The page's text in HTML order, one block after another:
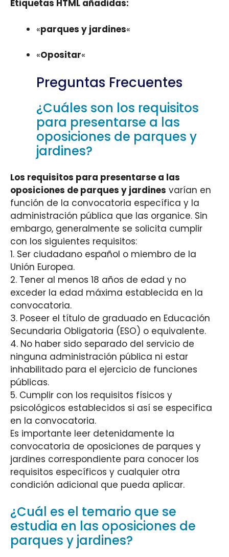
Etiquetas HTML añadidas:
«parques y jardines«
«Opositar«
Preguntas Frecuentes
¿Cuáles son los requisitos
para presentarse a las
oposiciones de parques y
jardines?
Los requisitos para presentarse a las
oposiciones de parques y jardines varían en
función de la convocatoria específica y la
administración pública que las organice. Sin
embargo, generalmente se solicita cumplir
con los siguientes requisitos:
1. Ser ciudadano español o miembro de la
Unión Europea.
2. Tener al menos 18 años de edad y no
exceder la edad máxima establecida en la
convocatoria.
3. Poseer el título de graduado en Educación
Secundaria Obligatoria (ESO) o equivalente.
4. No haber sido separado del servicio de
ninguna administración pública ni estar
inhabilitado para el ejercicio de funciones
públicas.
5. Cumplir con los requisitos físicos y
psicológicos establecidos si así se especifica
en la convocatoria.
Es importante leer detenidamente la
convocatoria de oposiciones de parques y
jardines correspondiente para conocer los
requisitos específicos y cualquier otra
condición adicional que pueda aplicar.
¿Cuál es el temario que se
estudia en las oposiciones de
parques y jardines?